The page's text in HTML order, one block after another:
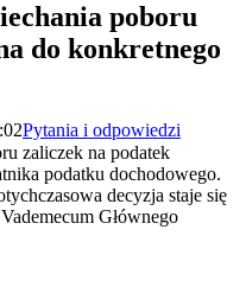
poboru
do konkretnego
Pytania i odpowiedzi
zaliczek na podatek
podatku dochodowego.
decyzja staje się
Głównego